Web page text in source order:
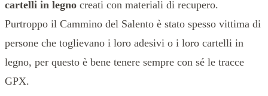
cartelli in legno creati con materiali di recupero.
Purtroppo il Cammino del Salento è stato spesso vittima di
persone che toglievano i loro adesivi o i loro cartelli in
legno, per questo è bene tenere sempre con sé le tracce
GPX.